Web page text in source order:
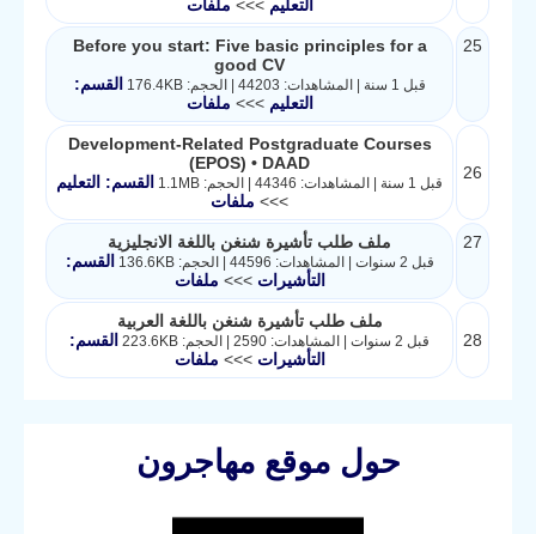
التعليم>>> ملفات
25
Before you start: Five basic principles for a
good CV
قبل 1 سنة | المشاهدات: 44203 | الحجم: 176.4KB
القسم:
التعليم>>> ملفات
26
Development-Related Postgraduate Courses
(EPOS) • DAAD
قبل 1 سنة | المشاهدات: 44346 | الحجم: 1.1MB
القسم: التعليم
>>> ملفات
27 ملف طلب تأشيرة شنغن باللغة الانجليزية
قبل 2 سنوات | المشاهدات: 44596 | الحجم: 136.6KB
القسم:
التأشيرات>>> ملفات
28
ملف طلب تأشيرة شنغن باللغة العربية
قبل 2 سنوات | المشاهدات: 2590 | الحجم: 223.6KB
القسم:
التأشيرات>>> ملفات
حول موقع مهاجرون